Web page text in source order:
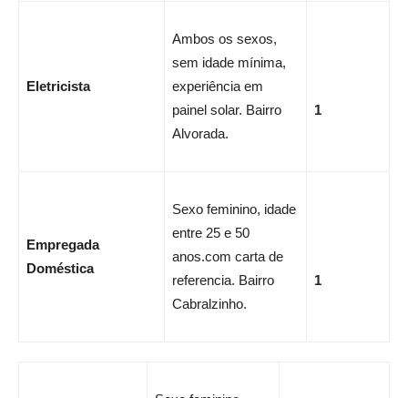
Eletricista
Ambos os sexos,
sem idade mínima,
experiência em
painel solar. Bairro
Alvorada.
1
Empregada
Doméstica
Sexo feminino, idade
entre 25 e 50
anos.com carta de
referencia. Bairro
Cabralzinho.
1